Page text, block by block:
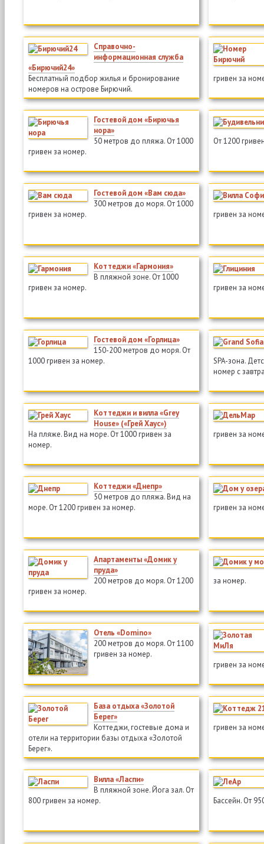
Справочно-
информационная служба
«Бирючий24»
Бесплатный подбор жилья и бронирование
номеров на острове Бирючий.
гривен за
Гостевой дом «Бирючья
нора»
50 метров до пляжа. От 1000
гривен за номер.
От 1200
Гостевой дом «Вам сюда»
300 метров до моря. От 1000
гривен за номер.
гривен за
Коттеджи «Гармония»
В пляжной зоне. От 1000
гривен за номер.
гривен за
Гостевой дом «Горлица»
150-200 метров до моря. От
1000 гривен за номер.
SPA-зона.
номер с
Коттеджи и вилла «Grey
House» («Грей Хаус»)
На пляже. Вид на море. От 1000 гривен за
номер.
гривен за
Коттеджи «Днепр»
50 метров до пляжа. Вид на
море. От 1200 гривен за номер.
гривен за
Апартаменты «Домик у
пруда»
200 метров до моря. От 1200
гривен за номер.
за номер.
Отель «Domino»
200 метров до моря. От 1100
гривен за номер.
гривен за
База отдыха «Золотой
Берег»
Коттеджи, гостевые дома и
отели на территории базы отдыха «Золотой
Берег».
гривен за
Вилла «Ласпи»
В пляжной зоне. Йога зал. От
800 гривен за номер.
Бассейн. От